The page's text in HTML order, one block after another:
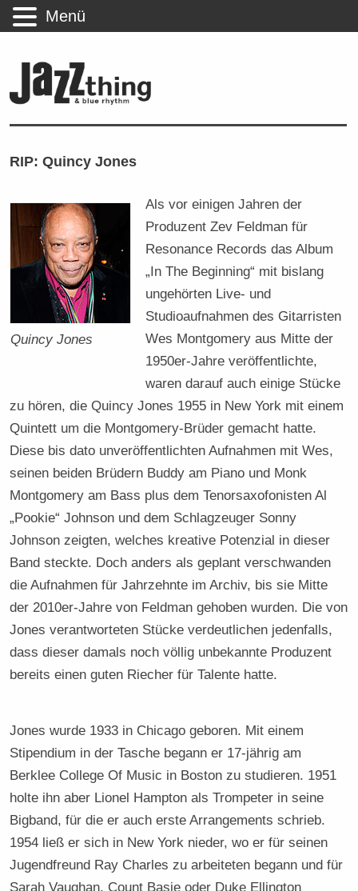
RIP: Quincy Jones
Quincy Jones
Als vor einigen Jahren der
Produzent Zev Feldman für
Resonance Records das Album
„In The Beginning“ mit bislang
ungehörten Live- und
Studioaufnahmen des Gitarristen
Wes Montgomery aus Mitte der
1950er-Jahre veröffentlichte,
waren darauf auch einige Stücke
zu hören, die Quincy Jones 1955 in New York mit einem
Quintett um die Montgomery-Brüder gemacht hatte.
Diese bis dato unveröffentlichten Aufnahmen mit Wes,
seinen beiden Brüdern Buddy am Piano und Monk
Montgomery am Bass plus dem Tenorsaxofonisten Al
„Pookie“ Johnson und dem Schlagzeuger Sonny
Johnson zeigten, welches kreative Potenzial in dieser
Band steckte. Doch anders als geplant verschwanden
die Aufnahmen für Jahrzehnte im Archiv, bis sie Mitte
der 2010er-Jahre von Feldman gehoben wurden. Die von
Jones verantworteten Stücke verdeutlichen jedenfalls,
dass dieser damals noch völlig unbekannte Produzent
bereits einen guten Riecher für Talente hatte.
Jones wurde 1933 in Chicago geboren. Mit einem
Stipendium in der Tasche begann er 17-jährig am
Berklee College Of Music in Boston zu studieren. 1951
holte ihn aber Lionel Hampton als Trompeter in seine
Bigband, für die er auch erste Arrangements schrieb.
1954 ließ er sich in New York nieder, wo er für seinen
Jugendfreund Ray Charles zu arbeiteten begann und für
Sarah Vaughan, Count Basie oder Duke Ellington
Menü